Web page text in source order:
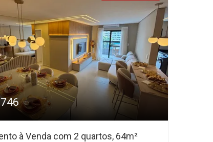
à Venda com 2 quartos, 64m²